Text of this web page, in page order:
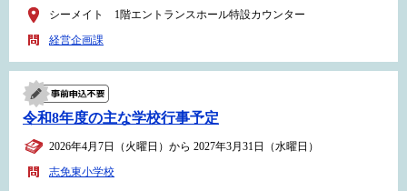
シーメイト 1階エントランスホール特設カウンター
経営企画課
令和8年度の主な学校行事予定
2026年4月7日（火曜日）から 2027年3月31日（水曜日）
志免東小学校